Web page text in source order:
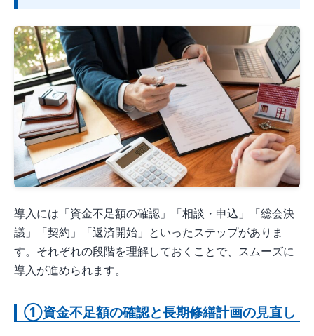
導入には「資金不足額の確認」「相談・申込」「総会決
議」「契約」「返済開始」といったステップがありま
す。それぞれの段階を理解しておくことで、スムーズに
導入が進められます。
①資金不足額の確認と長期修繕計画の見直し